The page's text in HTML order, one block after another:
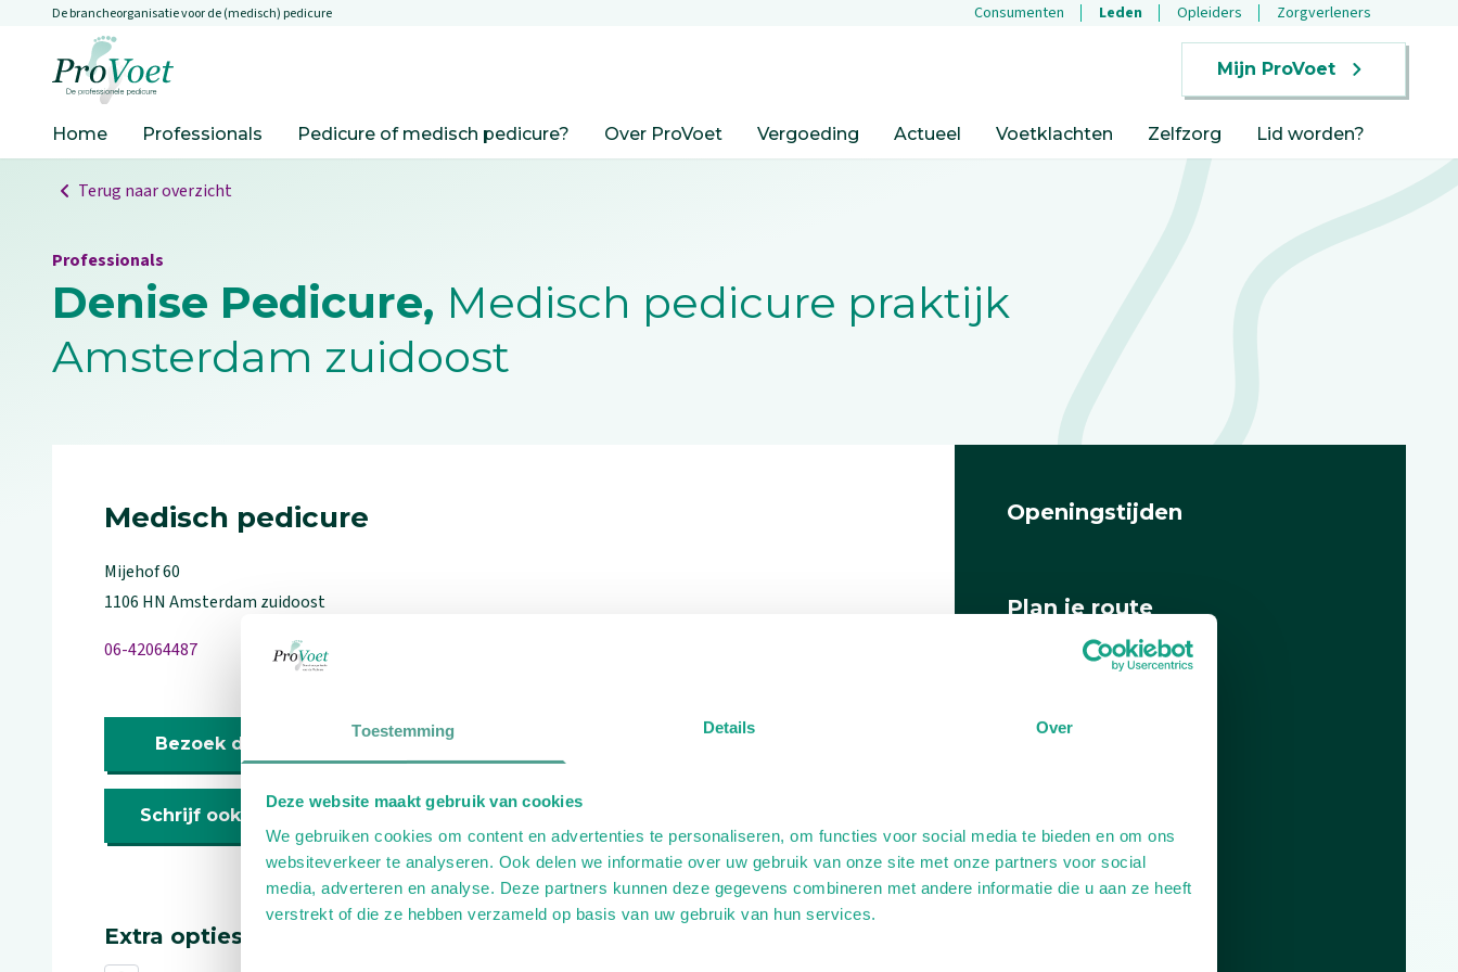
Toestemming Details Over
Deze website maakt gebruik van cookies
We gebruiken cookies om content en advertenties te personaliseren, om functies voor social media te bieden en om ons
websiteverkeer te analyseren. Ook delen we informatie over uw gebruik van onze site met onze partners voor social
media, adverteren en analyse. Deze partners kunnen deze gegevens combineren met andere informatie die u aan ze heeft
verstrekt of die ze hebben verzameld op basis van uw gebruik van hun services.
Overslaan en naar de inhoud gaan
De brancheorganisatie voor de (medisch) pedicure Consumenten Leden Opleiders Zorgverleners
Mijn ProVoet
Home Professionals Pedicure of medisch pedicure? Over ProVoet Vergoeding Actueel Voetklachten Zelfzorg Lid worden?
Terug naar overzicht
Professionals
Denise Pedicure, Medisch pedicure praktijk
Amsterdam zuidoost
Medisch pedicure
Mijehof60
1106 HN Amsterdam zuidoost
06-42064487
Bezoek de website
Schrijf ook een review
Extra opties
Openingstijden
Plan je route